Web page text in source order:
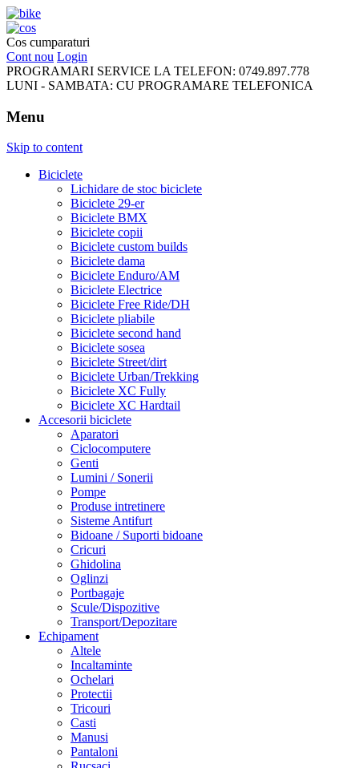
FreeRideBikes
Cos cumparaturi
Cont nou Login
PROGRAMARI SERVICE LA TELEFON: 0749.897.778
LUNI - SAMBATA: CU PROGRAMARE TELEFONICA
Menu
Skip to content
Biciclete
Lichidare de stoc biciclete
Biciclete 29-er
Biciclete BMX
Biciclete copii
Biciclete custom builds
Biciclete dama
Biciclete Enduro/AM
Biciclete Electrice
Biciclete Free Ride/DH
Biciclete pliabile
Biciclete second hand
Biciclete sosea
Biciclete Street/dirt
Biciclete Urban/Trekking
Biciclete XC Fully
Biciclete XC Hardtail
Accesorii biciclete
Aparatori
Ciclocomputere
Genti
Lumini / Sonerii
Pompe
Produse intretinere
Sisteme Antifurt
Bidoane / Suporti bidoane
Cricuri
Ghidolina
Oglinzi
Portbagaje
Scule/Dispozitive
Transport/Depozitare
Echipament
Altele
Incaltaminte
Ochelari
Protectii
Tricouri
Casti
Manusi
Pantaloni